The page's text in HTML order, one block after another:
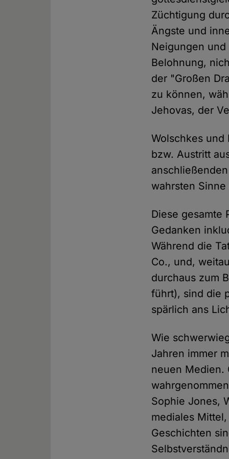
Züchtigung
Ängste und
Neigungen
Belohnung,
der "Großen
zu können,
Jehovas, der
Wolschkes und
bzw. Austritt
wahrsten
Diese gesamte
Gedanken
Während die
Co., und,
durchaus zum
führt), sind die
spärlich ans
Wie
Jahren immer
neuen Medien.
Sophie Jones,
mediales
Geschichten